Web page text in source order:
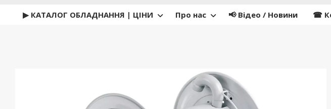
▶ КАТАЛОГ ОБЛАДНАННЯ | ЦІНИ Про нас 📢 Відео / Новини ☎